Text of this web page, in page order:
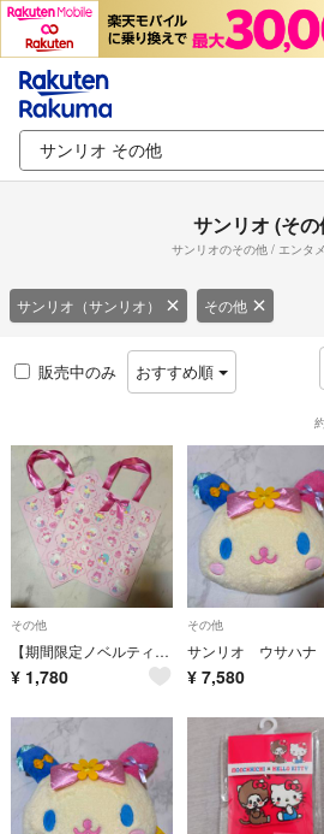
サンリオ (その
サンリオのその他 / エンタ
サンリオ（サンリオ） その他
販売中のみ おすすめ順
その他
【期間限定ノベルティ】サンリオショップ55周年ペーパーバッグ2枚
¥ 1,780
その他
¥ 7,580